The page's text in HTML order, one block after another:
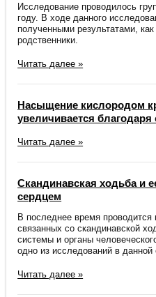
Исследование проводилось
году. В ходе данного
полученными результатами,
родственники.
Читать далее »
Насыщение кислородом
увеличивается
Читать далее »
Скандинавская ходьба и
сердцем
В последнее время проводится
связанных со скандинавской
системы и органы
одно из исследований в данной
Читать далее »